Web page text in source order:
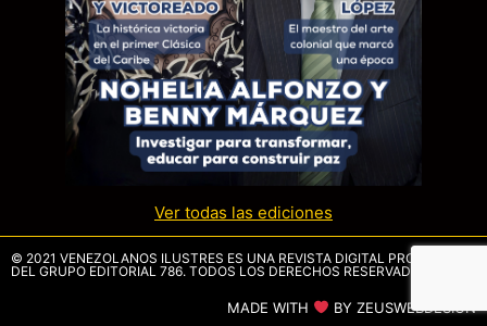
Ver todas las ediciones
© 2021 VENEZOLANOS ILUSTRES ES UNA REVISTA DIGITAL PROPIEDAD
DEL GRUPO EDITORIAL 786. TODOS LOS DERECHOS RESERVADOS.
MADE WITH BY ZEUSWEBDESIGN